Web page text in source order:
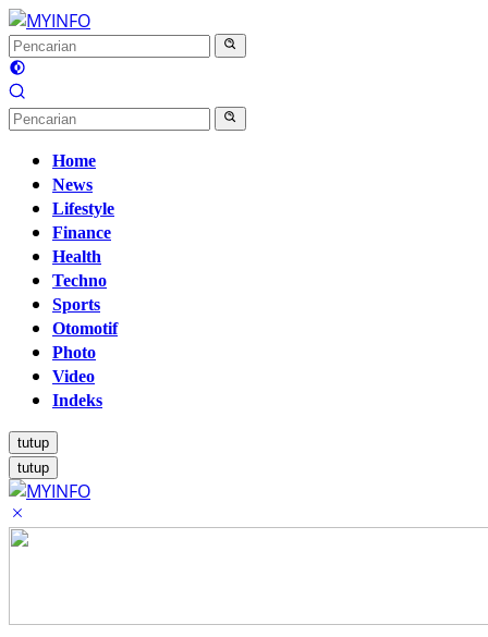
Langsung
ke
konten
Home
News
Lifestyle
Finance
Health
Techno
Sports
Otomotif
Photo
Video
Indeks
tutup
tutup